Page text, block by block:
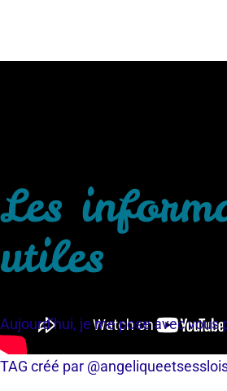
Les
utiles
Aujourd’hui, je me pose avec vous
TAG créé par